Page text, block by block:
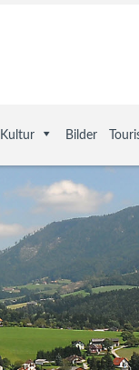
Kultur Bilder